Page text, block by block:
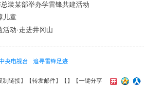
装某部举办学雷锋共建活动
儿童
动·走进井冈山
央电视台 追寻雷锋足迹
制链接】【转发邮件】【 】 【一键分享